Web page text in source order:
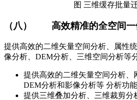
图 三维缓存批量
（八） 高效精准的全空间
提供高效的二维矢量空间分析、属性
像分析、DEM分析、三维空间分析等
提供高效的二维矢量空间分析、
DEM分析和影像分析等 分析功能
提供三维叠加分析、三维裁剪分